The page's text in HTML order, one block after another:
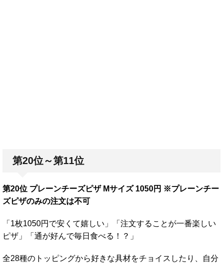
第20位～第11位
第20位 プレーンチーズピザ Mサイズ 1050円 ※プレーンチー
ズピザのみの注文は不可
「1枚1050円で安くて嬉しい」「注文することが一番楽しい
ピザ」「通が好んで毎日食べる！？」
全28種のトッピングから好きな具材をチョイスしたり、自分